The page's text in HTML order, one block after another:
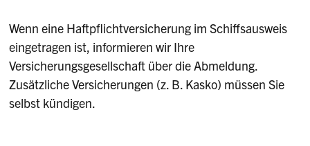
Wenn eine Haftpflichtversicherung im Schiffsausweis
eingetragen ist, informieren wir Ihre
Versicherungsgesellschaft über die Abmeldung.
Zusätzliche Versicherungen (z. B. Kasko) müssen Sie
selbst kündigen.